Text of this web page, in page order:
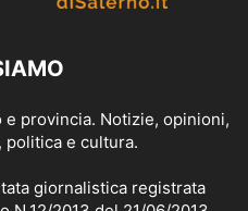
provincia. Notizie, opinioni,
e cultura.
giornalistica registrata